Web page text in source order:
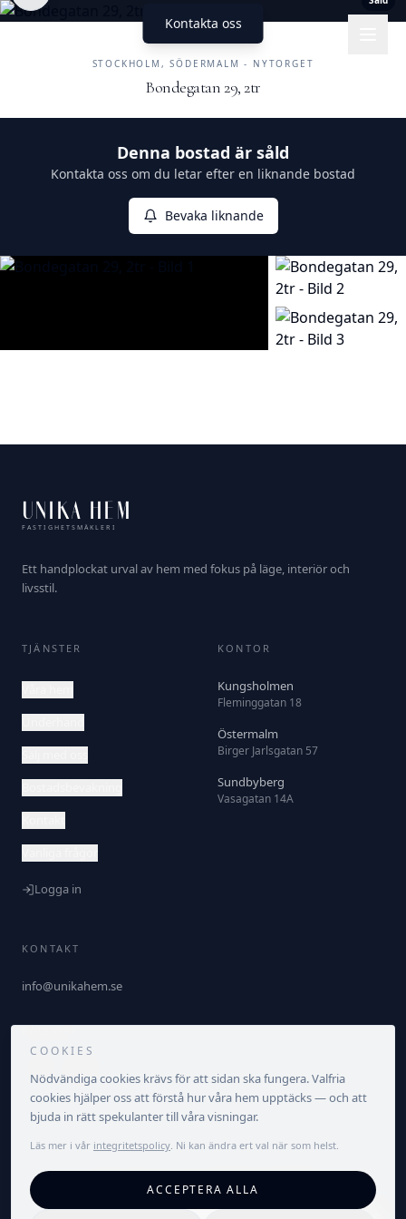
Kontakta oss
STOCKHOLM, SÖDERMALM - NYTORGET
Bondegatan 29, 2tr
Denna bostad är såld
Kontakta oss om du letar efter en liknande bostad
Bevaka liknande
UNIKA HEM
FASTIGHETSMÄKLERI
Ett handplockat urval av hem med fokus på läge, interiör och
livsstil.
TJÄNSTER
Logga in
KONTOR
Kungsholmen
Fleminggatan 18
Östermalm
Birger Jarlsgatan 57
Sundbyberg
Vasagatan 14A
KONTAKT
info@unikahem.se
IntegritetspolicyVillkorCookieinställningar
COOKIES
Nödvändiga cookies krävs för att sidan ska fungera. Valfria
cookies hjälper oss att förstå hur våra hem upptäcks — och att
bjuda in rätt spekulanter till våra visningar.
Läs mer i vår integritetspolicy. Ni kan ändra ert val när som helst.
ACCEPTERA ALLA